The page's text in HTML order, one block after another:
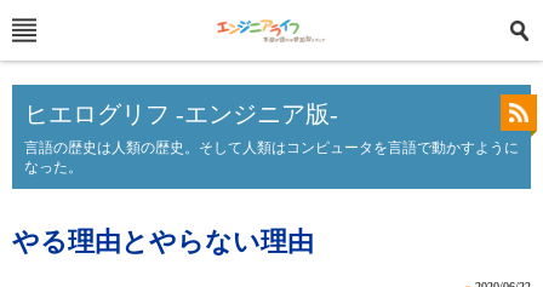
ヒエログリフ -エンジニア版-
言語の歴史は人類の歴史。そして人類はコンピュータを言語で動かすように
なった。
やる理由とやらない理由